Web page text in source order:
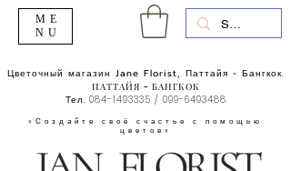
«Создайте своё счастье с помощью
цветов»
Цветочный магазин Jane Florist, Паттайя - Бангкок.
ПАТТАЙЯ - БАНГКОК
Тел. 084-1493335 / 099-6493488
ME
NU